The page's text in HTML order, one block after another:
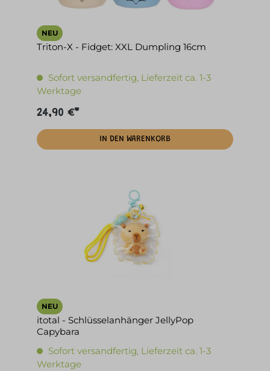
NEU
Triton-X - Fidget: XXL Dumpling 16cm
Sofort versandfertig, Lieferzeit ca. 1-3
Werktage
24,90 €*
IN DEN WARENKORB
NEU
itotal - Schlüsselanhänger JellyPop
Capybara
Sofort versandfertig, Lieferzeit ca. 1-3
Werktage